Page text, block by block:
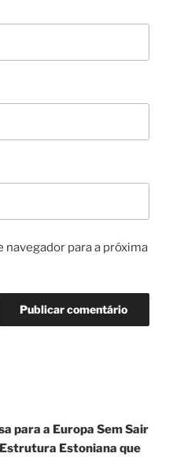
navegador para a próxima
para a Europa Sem Sair
Estoniana que